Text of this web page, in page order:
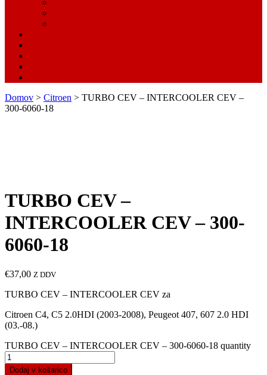
Domov > Citroen > TURBO CEV – INTERCOOLER CEV –
300-6060-18
TURBO CEV –
INTERCOOLER CEV – 300-
6060-18
€37,00 Z DDV
TURBO CEV – INTERCOOLER CEV za
Citroen C4, C5 2.0HDI (2003-2008), Peugeot 407, 607 2.0 HDI
(03.-08.)
TURBO CEV – INTERCOOLER CEV – 300-6060-18 quantity
Dodaj v košarico